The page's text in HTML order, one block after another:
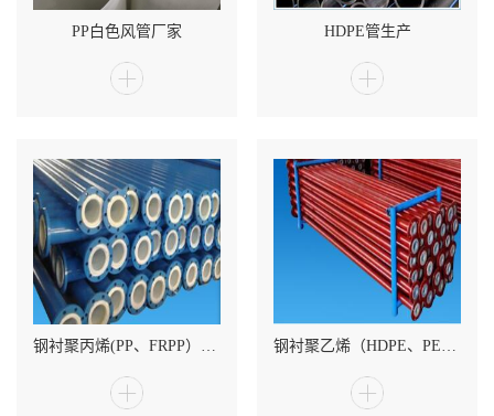
PP白色风管厂家 HDPE管生产
钢衬聚丙烯(PP、FRPP）复合管管材 钢衬聚乙烯（HDPE、PE）复合管厂家销售